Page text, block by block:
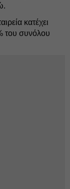
κατέχει
του συνόλου